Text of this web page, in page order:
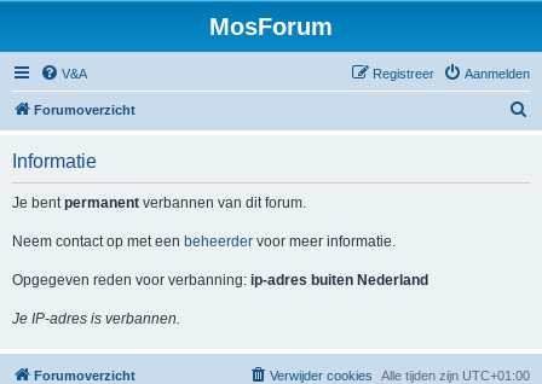
MosForum
V&A Aanmelden
Registreer
Forumoverzicht
Informatie
Je bentpermanent verbannen van dit forum.
Neem contact op met een beheerder voor meer informatie.
Opgegeven reden voor verbanning: ip-adres buiten Nederland
Je IP-adres is verbannen.
Forumoverzicht Alle tijden zijn UTC+01:00
Verwijder cookies